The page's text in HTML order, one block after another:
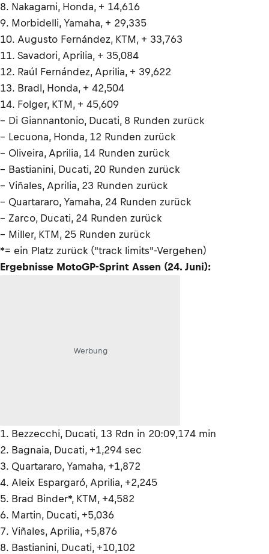
8. Nakagami, Honda, + 14,616
9. Morbidelli, Yamaha, + 29,335
10. Augusto Fernández, KTM, + 33,763
11. Savadori, Aprilia, + 35,084
12. Raúl Fernández, Aprilia, + 39,622
13. Bradl, Honda, + 42,504
14. Folger, KTM, + 45,609
– Di Giannantonio, Ducati, 8 Runden zurück
– Lecuona, Honda, 12 Runden zurück
– Oliveira, Aprilia, 14 Runden zurück
– Bastianini, Ducati, 20 Runden zurück
– Viñales, Aprilia, 23 Runden zurück
– Quartararo, Yamaha, 24 Runden zurück
– Zarco, Ducati, 24 Runden zurück
– Miller, KTM, 25 Runden zurück
*= ein Platz zurück ("track limits"-Vergehen)
Ergebnisse MotoGP-Sprint Assen (24. Juni):
Werbung
1. Bezzecchi, Ducati, 13 Rdn in 20:09,174 min
2. Bagnaia, Ducati, +1,294 sec
3. Quartararo, Yamaha, +1,872
4. Aleix Espargaró, Aprilia, +2,245
5. Brad Binder*, KTM, +4,582
6. Martin, Ducati, +5,036
7. Viñales, Aprilia, +5,876
8. Bastianini, Ducati, +10,102